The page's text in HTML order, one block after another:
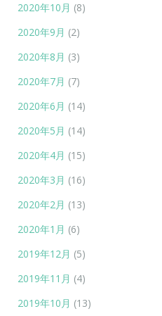
2020年10月 (8)
2020年9月 (2)
2020年8月 (3)
2020年7月 (7)
2020年6月 (14)
2020年5月 (14)
2020年4月 (15)
2020年3月 (16)
2020年2月 (13)
2020年1月 (6)
2019年12月 (5)
2019年11月 (4)
2019年10月 (13)